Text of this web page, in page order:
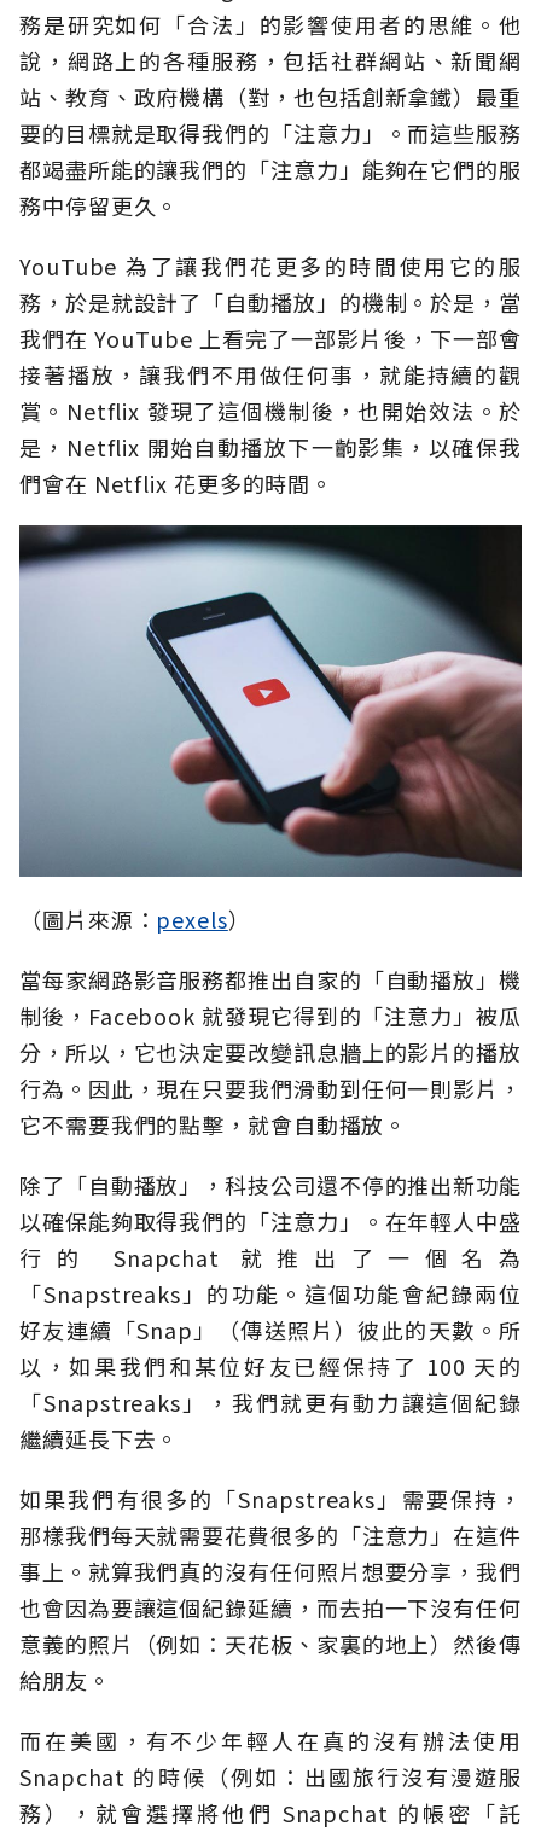
務是研究如何「合法」的影響使用者的思維。他
說，網路上的各種服務，包括社群網站、新聞網
站、教育、政府機構（對，也包括創新拿鐵）最重
要的目標就是取得我們的「注意力」。而這些服務
都竭盡所能的讓我們的「注意力」能夠在它們的服
務中停留更久。
YouTube 為了讓我們花更多的時間使用它的服
務，於是就設計了「自動播放」的機制。於是，當
我們在 YouTube 上看完了一部影片後，下一部會
接著播放，讓我們不用做任何事，就能持續的觀
賞。Netflix 發現了這個機制後，也開始效法。於
是，Netflix 開始自動播放下一齣影集，以確保我
們會在 Netflix 花更多的時間。
（圖片來源： pexels）
當每家網路影音服務都推出自家的「自動播放」機
制後，Facebook 就發現它得到的「注意力」被瓜
分，所以，它也決定要改變訊息牆上的影片的播放
行為。因此，現在只要我們滑動到任何一則影片，
它不需要我們的點擊，就會自動播放。
除了「自動播放」，科技公司還不停的推出新功能
以確保能夠取得我們的「注意力」。在年輕人中盛
行的 Snapchat 就推出了一個名為
「Snapstreaks」的功能。這個功能會紀錄兩位
好友連續「Snap」（傳送照片）彼此的天數。所
以，如果我們和某位好友已經保持了 100 天的
「Snapstreaks」，我們就更有動力讓這個紀錄
繼續延長下去。
如果我們有很多的「Snapstreaks」需要保持，
那樣我們每天就需要花費很多的「注意力」在這件
事上。就算我們真的沒有任何照片想要分享，我們
也會因為要讓這個紀錄延續，而去拍一下沒有任何
意義的照片（例如：天花板、家裏的地上）然後傳
給朋友。
而在美國，有不少年輕人在真的沒有辦法使用
Snapchat 的時候（例如：出國旅行沒有漫遊服
務），就會選擇將他們 Snapchat 的帳密「託